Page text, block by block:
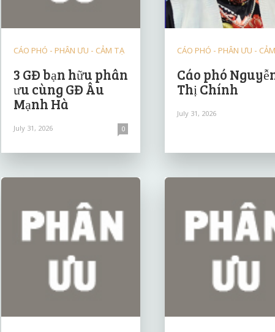
CÁO PHÓ - PHÂN ƯU - CẢM TẠ
3 GĐ bạn hữu phân
ưu cùng GĐ Âu
Mạnh Hà
July 31, 2026 0
CÁO PHÓ - PHÂN ƯU -
Cáo phó
Thị Chính
July 31, 2026